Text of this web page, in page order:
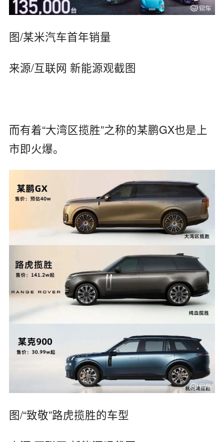
图/某米汽车首年销量
来源/互联网 新能源观截图
而有着“大湾区揽胜”之称的某鹏GX也是上
市即火爆。
图/“致敬”路虎揽胜的车型